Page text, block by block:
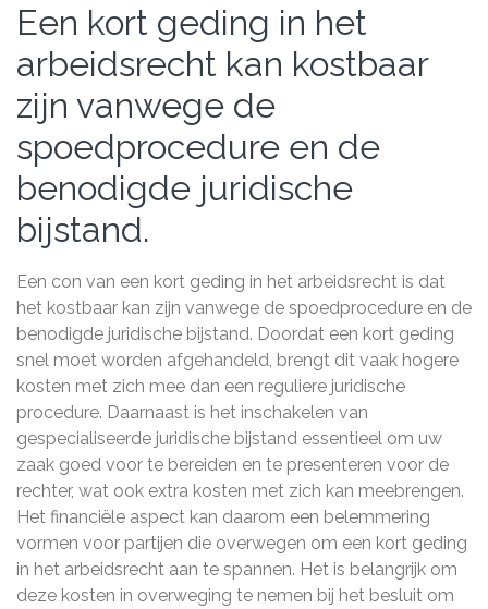
Een kort geding in het
arbeidsrecht kan kostbaar
zijn vanwege de
spoedprocedure en de
benodigde juridische
bijstand.
Een con van een kort geding in het arbeidsrecht is dat
het kostbaar kan zijn vanwege de spoedprocedure en de
benodigde juridische bijstand. Doordat een kort geding
snel moet worden afgehandeld, brengt dit vaak hogere
kosten met zich mee dan een reguliere juridische
procedure. Daarnaast is het inschakelen van
gespecialiseerde juridische bijstand essentieel om uw
zaak goed voor te bereiden en te presenteren voor de
rechter, wat ook extra kosten met zich kan meebrengen.
Het financiële aspect kan daarom een belemmering
vormen voor partijen die overwegen om een kort geding
in het arbeidsrecht aan te spannen. Het is belangrijk om
deze kosten in overweging te nemen bij het besluit om